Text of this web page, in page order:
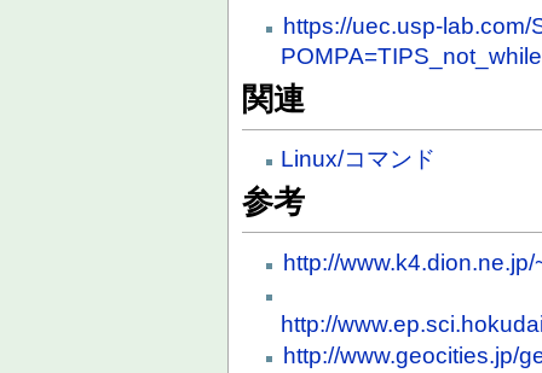
https://uec.usp-
POMPA=TIPS_not_while
関連
Linux/コマンド
参考
http://
http://
http://www.geocities.jp/